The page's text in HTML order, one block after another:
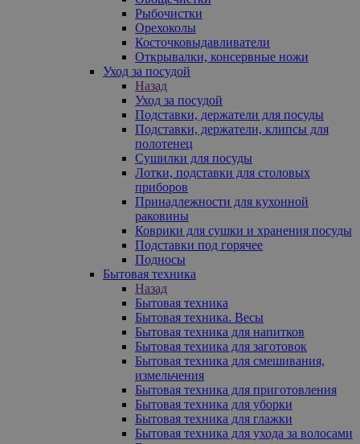
Рыбочистки
Орехоколы
Косточковыдавливатели
Открывалки, консервные ножи
Уход за посудой
Назад
Уход за посудой
Подставки, держатели для посуды
Подставки, держатели, клипсы для
полотенец
Сушилки для посуды
Лотки, подставки для столовых
приборов
Принадлежности для кухонной
раковины
Коврики для сушки и хранения посуды
Подставки под горячее
Подносы
Бытовая техника
Назад
Бытовая техника
Бытовая техника. Весы
Бытовая техника для напитков
Бытовая техника для заготовок
Бытовая техника для смешивания,
измельчения
Бытовая техника для приготовления
Бытовая техника для уборки
Бытовая техника для глажки
Бытовая техника для ухода за волосами